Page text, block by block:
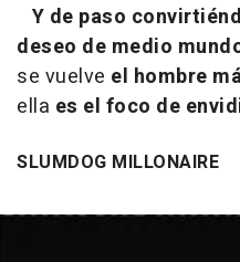
Y de paso
deseo de medio
se vuelve el hombre
ella es el foco de
SLUMDOG MILLONAIRE